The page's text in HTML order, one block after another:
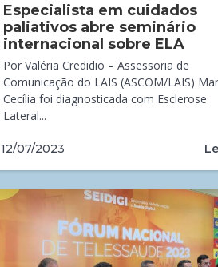
Especialista em cuidados
paliativos abre seminário
internacional sobre ELA
Por Valéria Credidio – Assessoria de
Comunicação do LAIS (ASCOM/LAIS)
Cecília foi diagnosticada com Esclerose
Lateral...
12/07/2023